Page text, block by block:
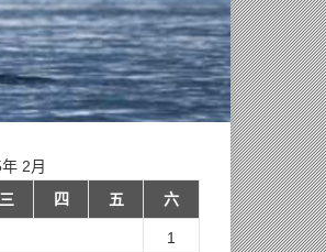
2月
三 四 五 六
1